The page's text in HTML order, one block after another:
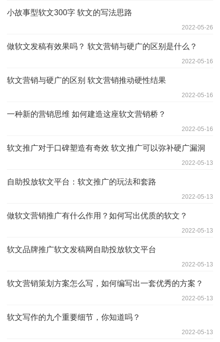
小故事型软文300字 软文的写法思路
2022-05-26
做软文发稿有效果吗？ 软文营销与硬广的区别是什么？
2022-05-16
软文营销与硬广的区别 软文营销推动硬性结果
2022-05-16
一种新的营销思维 如何建造这座软文营销桥？
2022-05-16
软文推广对于口碑塑造有奇效 软文推广可以弥补硬广漏洞
2022-05-13
自助投放软文平台：软文推广的玩法和套路
2022-05-13
做软文营销推广有什么作用？如何写出优质的软文？
2022-05-13
软文品牌推广软文发稿网自助投放软文平台
2022-05-13
软文营销策划方案怎么写，如何编写出一套优秀的方案？
2022-05-13
软文写作的九个重要细节，你知道吗？
2022-05-13